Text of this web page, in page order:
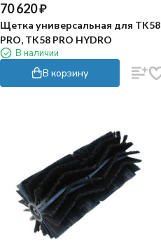
70 620₽
Щетка универсальная для TK58
PRO, TK58 PRO HYDRO
В наличии
В корзину